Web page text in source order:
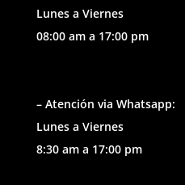
Lunes a Viernes
08:00 am a 17:00 pm
– Atención via Whatsapp:
Lunes a Viernes
8:30 am a 17:00 pm